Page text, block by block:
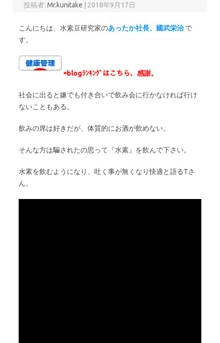
投稿者:Mr.kunitake 2018年9月17日
こんにちは、水素豆研究家のあったか社長、國武栄治で
す。
⇦blogﾗﾝｷﾝｸﾞはこちら、感謝。
社会に出ると嫌でも付き合いで飲み会に行かなければ行け
ないこともある。
飲みの席は好きだが、体質的にお酒が飲めない。
そんな方は騙されたの思って『水素』を飲んで下さい。
水素を飲むようになり、吐く事が無くなり快適と語るTさ
ん。